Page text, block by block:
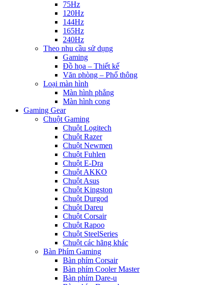
75Hz
120Hz
144Hz
165Hz
240Hz
Theo nhu cầu sử dụng
Gaming
Đồ họa – Thiết kế
Văn phòng – Phổ thông
Loại màn hình
Màn hình phẳng
Màn hình cong
Gaming Gear
Chuột Gaming
Chuột Logitech
Chuột Razer
Chuột Newmen
Chuột Fuhlen
Chuột E-Dra
Chuột AKKO
Chuột Asus
Chuột Kingston
Chuột Durgod
Chuột Dareu
Chuột Corsair
Chuột Rapoo
Chuột SteelSeries
Chuột các hãng khác
Bàn Phím Gaming
Bàn phím Corsair
Bàn phím Cooler Master
Bàn phím Dare-u